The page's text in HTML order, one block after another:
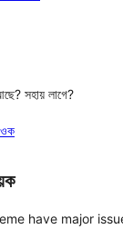
সহায় লাগে?
have major